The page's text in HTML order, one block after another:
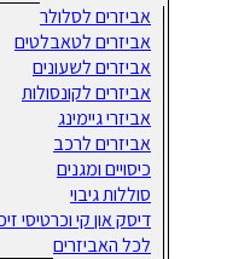
אביזרים לסלולר
אביזרים לטאבלטים
אביזרים לשעונים
אביזרים לקונסולות
אביזרי גיימינג
אביזרים לרכב
כיסויים ומגנים
סוללות גיבוי
דיסק און קי וכרטיסי זיכרון
לכל האביזרים